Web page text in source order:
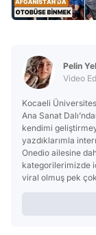
Pelin
Video
Kocaeli
Ana Sanat
kendimi
yazdıklarımla
Onedio ailesine
kategorilerimizde
viral olmuş pek